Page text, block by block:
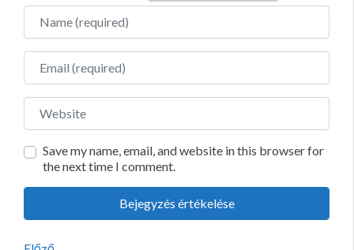
Name
Email
Website
Save my name, email, and website in this browser for
the next time I comment.